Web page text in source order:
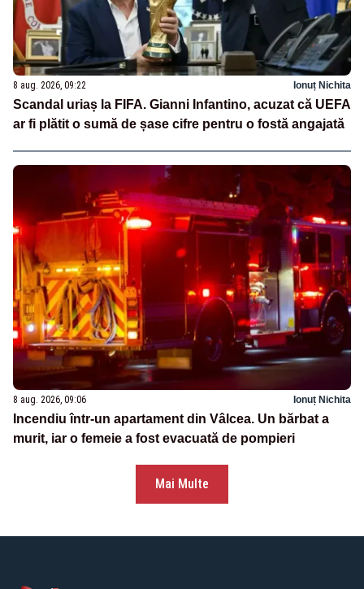
8 aug. 2026, 09:22 Ionuț Nichita
Scandal uriaș la FIFA. Gianni Infantino, acuzat că UEFA
ar fi plătit o sumă de șase cifre pentru o fostă angajată
8 aug. 2026, 09:06 Ionuț Nichita
Incendiu într-un apartament din Vâlcea. Un bărbat a
murit, iar o femeie a fost evacuată de pompieri
Mai Multe